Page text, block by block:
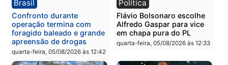
Violência domina o debate
eleitoral e segurança vira
principal arma dos
candidatos ao Governo de
Rondônia
quarta-feira, 05/08/2026 às 12:48
O dinheiro do crime: PF
apreende R$ 2 milhões
Porto Velho e expõe
esquema milionário de
lavagem
quarta-feira, 05/08/2026 às